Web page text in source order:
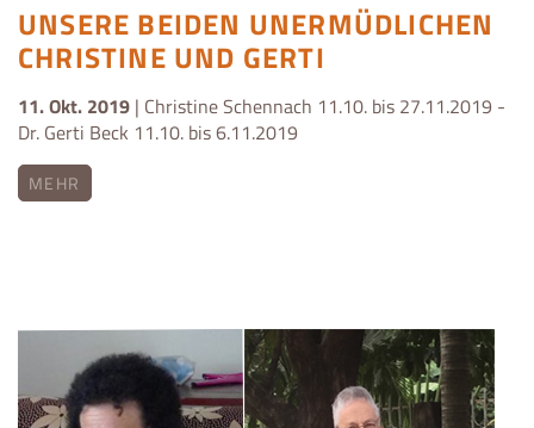
UNSERE BEIDEN UNERMÜDLICHEN
CHRISTINE UND GERTI
11. Okt. 2019 | Christine Schennach 11.10. bis 27.11.2019 -
Dr. Gerti Beck 11.10. bis 6.11.2019
MEHR